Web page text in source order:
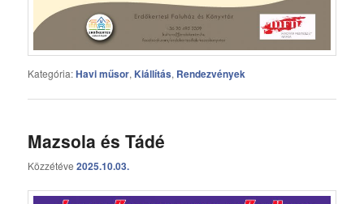
Kategória:Havi műsor, Kiállítás, Rendezvények
Mazsola és Tádé
Közzétéve2025.10.03.